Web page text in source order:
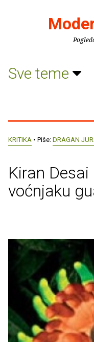
Sve teme
KRITIKA • Piše: DRAGAN
Kiran
voćnjaku